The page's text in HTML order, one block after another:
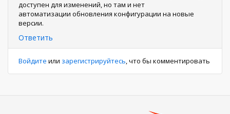
доступен для изменений, но там и нет
автоматизации обновления конфигурации на новые
версии.
Ответить
Войдите или зарегистрируйтесь, что бы комментировать